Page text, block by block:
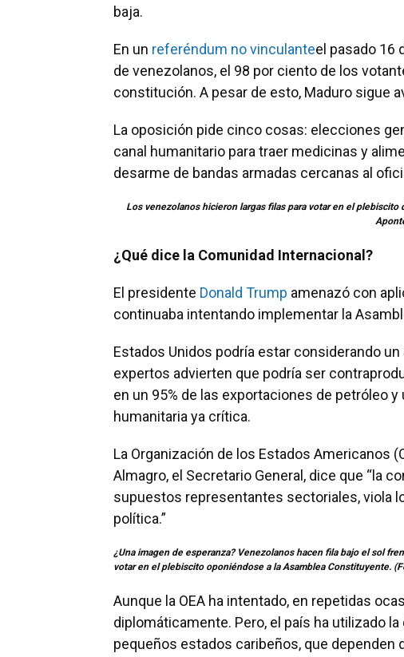
baja.
En un referéndum no vinculanteel pasado 16
de venezolanos, el 98 por ciento de los
constitución. A pesar de esto, Maduro sigue
La oposición pide cinco cosas: elecciones
canal humanitario para traer medicinas y
desarme de bandas armadas cercanas al
Los venezolanos hicieron largas filas para votar en el
¿Qué dice la Comunidad Internacional?
El presidente Donald Trump amenazó con
continuaba intentando implementar la
Estados Unidos podría estar considerando
expertos advierten que podría ser
en un 95% de las exportaciones de petróleo
humanitaria ya crítica.
La Organización de los Estados Americanos
Almagro, el Secretario General, dice que “la
supuestos representantes sectoriales, viola
política.”
¿Una imagen de esperanza? Venezolanos hacen fila bajo el sol
votar en el plebiscito oponiéndose a la Asamblea Constituyente.
Aunque la OEA ha intentado, en repetidas
diplomáticamente. Pero, el país ha utilizado
pequeños estados caribeños, que dependen